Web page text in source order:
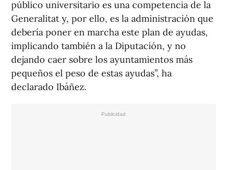
público universitario es una competencia de la
Generalitat y, por ello, es la administración que
debería poner en marcha este plan de ayudas,
implicando también a la Diputación, y no
dejando caer sobre los ayuntamientos más
pequeños el peso de estas ayudas”, ha
declarado Ibáñez.